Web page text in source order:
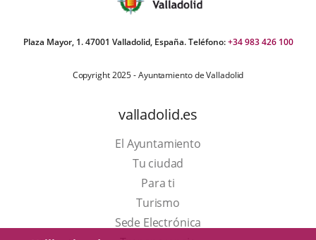
Plaza Mayor, 1. 47001 Valladolid, España. Teléfono:+34 983 426 100
Copyright 2025 - Ayuntamiento de Valladolid
valladolid.es
El Ayuntamiento
Tu ciudad
Para ti
TurismoEste
enlace
Sede Electrónica